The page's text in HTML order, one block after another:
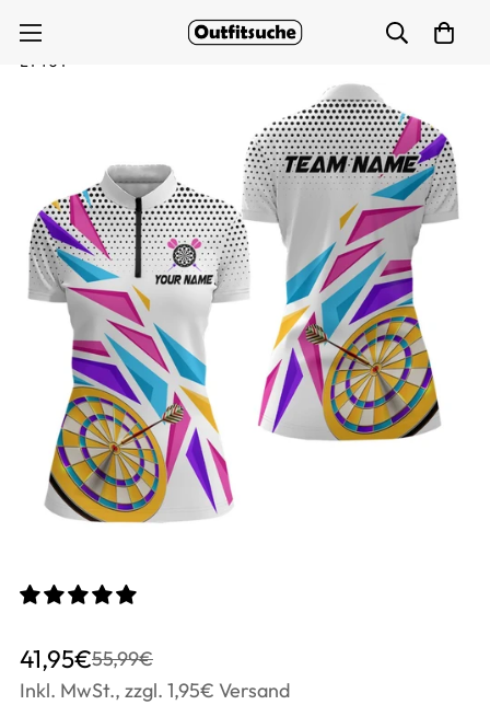
Buntes Damen-Dart-Zip-Shirt - Sportliches Dartshirt
L1461
Translation
missing:
de.products.product.price.sale_price
41,95€
Translation
missing:
de.products.product.price.regular_price
55,99€
Inkl. MwSt., zzgl. 1,95€ Versand